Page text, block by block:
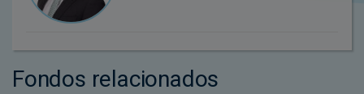
Fondos relacionados